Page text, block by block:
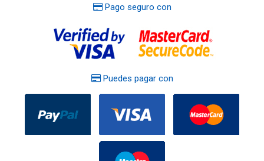
Pago seguro con
Puedes pagar con